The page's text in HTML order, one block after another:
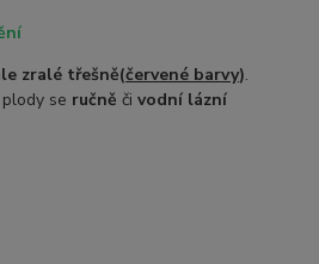
zralé třešně(červené barvy).
plody se ručně čivodní lázní